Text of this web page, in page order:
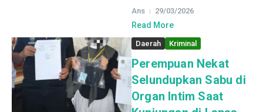
Ans 29/03/2026
Read More
Daerah Kriminal
Perempuan Nekat
Selundupkan Sabu di
Organ Intim Saat